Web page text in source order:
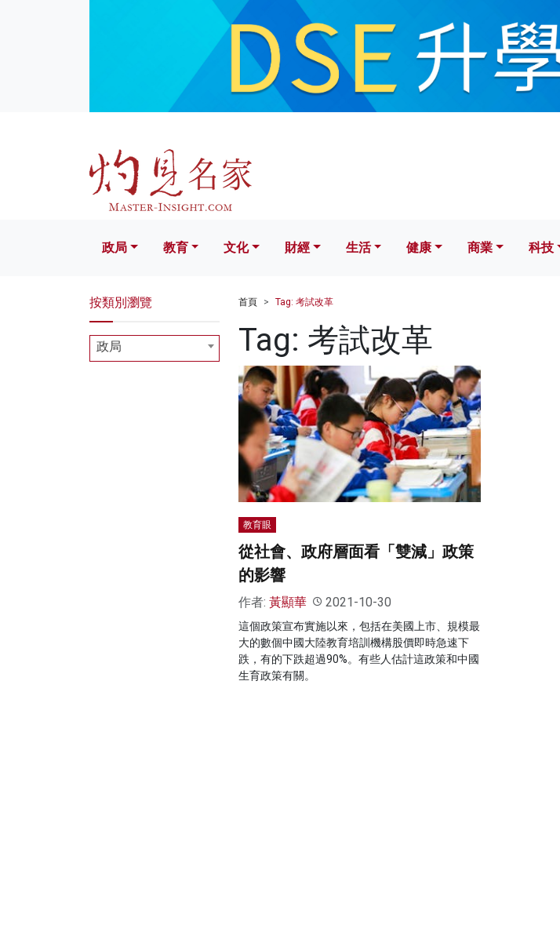
文化 財經 生活 健康 科技
政局 教育 文化 財經 生活 健康 商業 科技
首頁 Tag: 考試改革
Tag: 考試改革
教育眼
從社會、政府層面看「雙減」政策
的影響
作者: 黃顯華 2021-10-30
這個政策宣布實施以來，包括在美國上市、規模最
大的數個中國大陸教育培訓機構股價即時急速下
跌，有的下跌超過90%。有些人估計這政策和中國
生育政策有關。
按類別瀏覽
政局